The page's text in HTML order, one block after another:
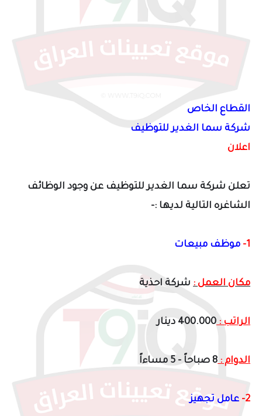
القطاع الخاص
شركة سما الغدير للتوظيف
اعلان
تعلن شركة سما الغدير للتوظيف عن وجود الوظائف
الشاغره التالية لديها :-
1- موظف مبيعات
مكان العمل : شركة احذية
الراتب :400.000 دينار
الدوام :8 صباحاً - 5 مساءاً
2- عامل تجهيز